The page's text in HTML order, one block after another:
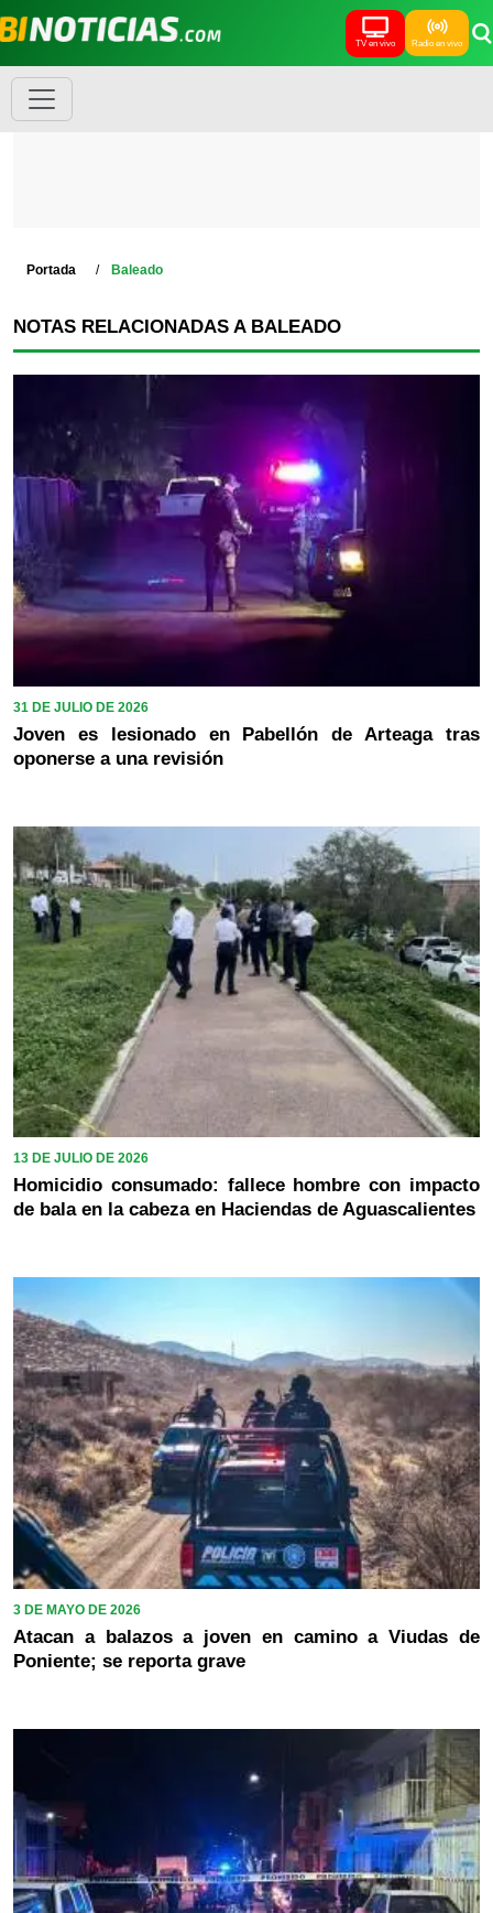
TV en vivo Radio en vivo
Portada Baleado
NOTAS RELACIONADAS A BALEADO
31 DE JULIO DE 2026
Joven es lesionado en Pabellón de Arteaga tras
oponerse a una revisión
13 DE JULIO DE 2026
Homicidio consumado: fallece hombre con impacto
de bala en la cabeza en Haciendas de Aguascalientes
3 DE MAYO DE 2026
Atacan a balazos a joven en camino a Viudas de
Poniente; se reporta grave